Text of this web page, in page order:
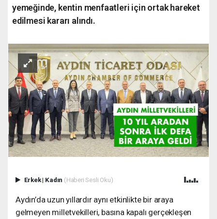
yemeğinde, kentin menfaatleri için ortak hareket
edilmesi kararı alındı.
Erkek| Kadın (Haberi Sesli Oku)
Aydın’da uzun yıllardır aynı etkinlikte bir araya
gelmeyen milletvekilleri, basına kapalı gerçekleşen